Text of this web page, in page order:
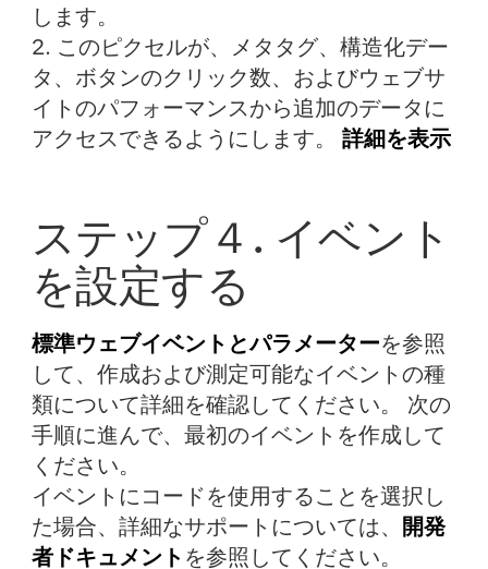
します。
2. このピクセルが、メタタグ、構造化デー
タ、ボタンのクリック数、およびウェブサ
イトのパフォーマンスから追加のデータに
アクセスできるようにします。 詳細を表示
ステップ４. イベント
を設定する
標準ウェブイベントとパラメーターを参照
して、作成および測定可能なイベントの種
類について詳細を確認してください。 次の
手順に進んで、最初のイベントを作成して
ください。
イベントにコードを使用することを選択し
た場合、詳細なサポートについては、
開発
者ドキュメント を参照してください。